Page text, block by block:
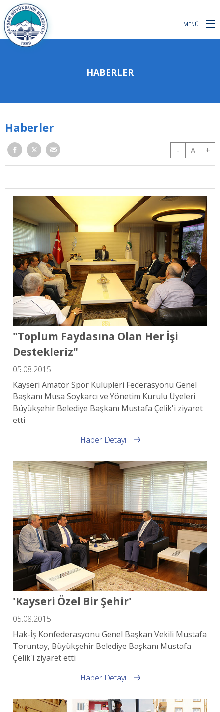
MENÜ
HABERLER
Haberler
- A +
"Toplum Faydasına Olan Her İşi
Destekleriz"
05.08.2015
Kayseri Amatör Spor Kulüpleri Federasyonu Genel
Başkanı Musa Soykarcı ve Yönetim Kurulu Üyeleri
Büyükşehir Belediye Başkanı Mustafa Çelik'i ziyaret
etti
Haber Detayı
'Kayseri Özel Bir Şehir'
05.08.2015
Hak-İş Konfederasyonu Genel Başkan Vekili Mustafa
Toruntay, Büyükşehir Belediye Başkanı Mustafa
Çelik'i ziyaret etti
Haber Detayı